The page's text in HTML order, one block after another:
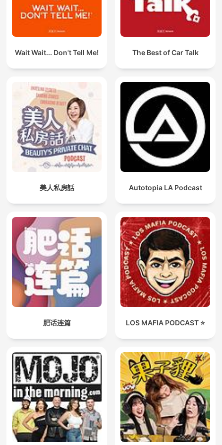
Miedo honra los cuentos de terror como parte de la
experiencia humana. Cuando termina un episodio de Relatos
de Miedo, algo cambia en ti. Las historias de terror ya no son
solo ficción. Las historias de terror cortas siguen resonando.
entiendes que Relatos de Miedo no es solo un podcast: es el
de una frase, en cada recuerdo activado por historias
paranormales. Relatos de Miedo es ese espacio donde los
Creepypasta, las leyendas de terror y los cuentos de terror se
sienten reales. Y cuando apagas el episodio de Relatos de
Miedo, sabes que volverás… porque el miedo, cuando se
comparte, también acompaña.
Wait Wait... Don't Tell Me! The Best of Car Talk
美人私房話 Autotopia LA Podcast
肥话连篇 LOS MAFIA PODCAST ⭐️